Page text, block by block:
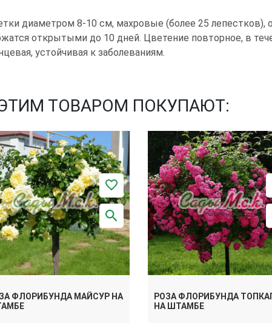
диаметром 8-10 см, махровые (более 25 лепестков),
открытыми до 10 дней. Цветение повторное, в
устойчивая к заболеваниям.
ТОВАРОМ ПОКУПАЮТ:
ФЛОРИБУНДА МАЙСУР НА
РОЗА ФЛОРИБУНДА
НА ШТАМБЕ